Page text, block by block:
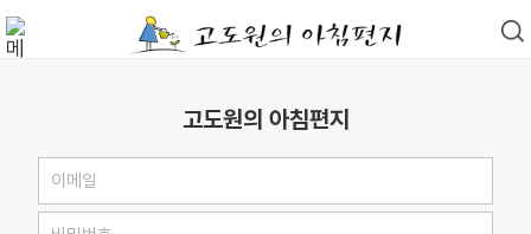
고도원의 아침편지